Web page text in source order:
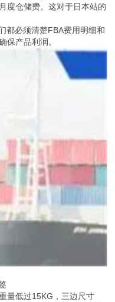
度仓储费。这对于日本站的
都必须清楚FBA费用明细和
保产品利润。
量低过15KG，三边尺寸